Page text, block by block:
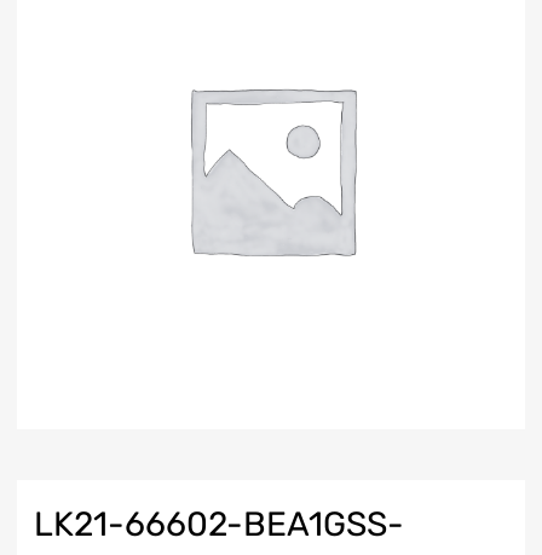
LK21-66602-BEA1GSS-